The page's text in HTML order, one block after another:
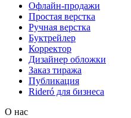
Офлайн-продажи
Простая верстка
Ручная верстка
Буктрейлер
Корректор
Дизайнер обложки
Заказ тиража
Публикация
Rideró для бизнеса
О нас